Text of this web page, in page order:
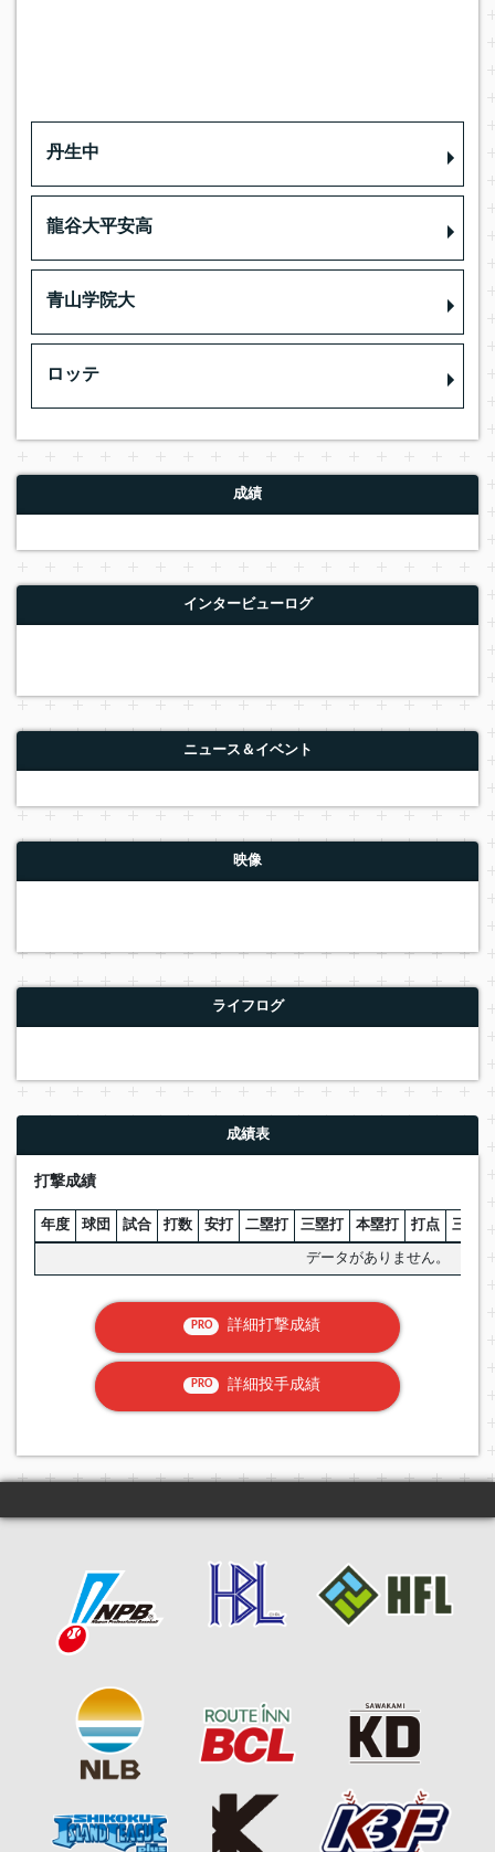
丹生中
龍谷大平安高
青山学院大
ロッテ
成績
インタービューログ
ニュース＆イベント
映像
ライフログ
成績表
打撃成績
年度 球団 試合 打数 安打 二塁打 三塁打 本塁打 打点 三振
データがありません。
PRO 詳細打撃成績
PRO 詳細投手成績